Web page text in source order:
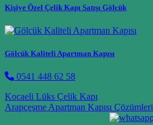
Kişiye Özel Çelik Kapı Satışı Gölcük
Gölcük Kaliteli Apartman Kapısı
0541 448 62 58
Post navigation
Kocaeli Lüks Çelik Kapı
Arapçeşme Apartman Kapısı Çözümleri